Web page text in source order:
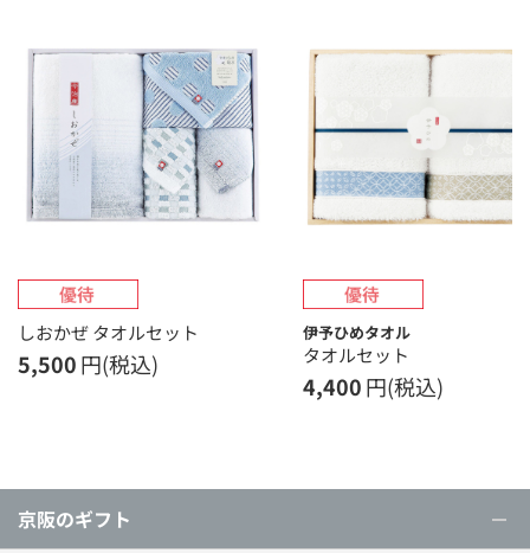
しおかぜ タオルセット
5,500円(税込)
伊予ひめタオル
タオルセット
4,400円(税込)
京阪のギフト